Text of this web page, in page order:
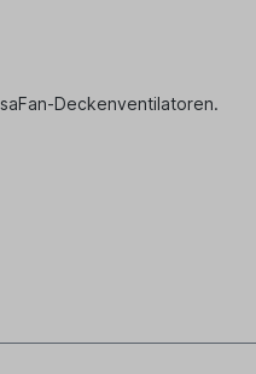
Deckenventilatoren.